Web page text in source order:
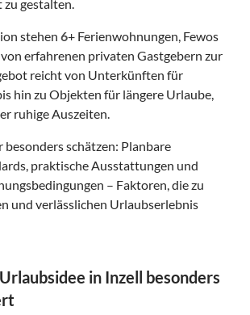
zu gestalten.
stehen 6+ Ferienwohnungen, Fewos
erfahrenen privaten Gastgebern zur
reicht von Unterkünften für
hin zu Objekten für längere Urlaube,
ruhige Auszeiten.
besonders schätzen: Planbare
praktische Ausstattungen und
– Faktoren, die zu
und verlässlichen Urlaubserlebnis
in Inzell besonders